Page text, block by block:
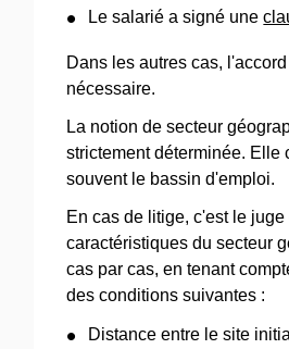
Le salarié a signé une
Dans les autres cas,
nécessaire.
La notion de secteur
strictement déterminée. Elle
souvent le bassin d'emploi.
En cas de litige, c'est le
caractéristiques du secteur
cas par cas, en tenant
des conditions suivantes :
Distance entre le site